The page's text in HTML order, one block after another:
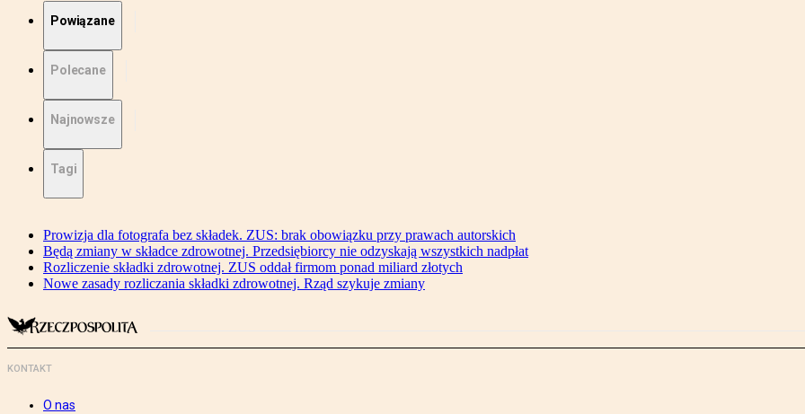
Powiązane
Polecane
Najnowsze
Tagi
Prowizja dla fotografa bez składek. ZUS: brak obowiązku przy prawach autorskich
Będą zmiany w składce zdrowotnej. Przedsiębiorcy nie odzyskają wszystkich nadpłat
Rozliczenie składki zdrowotnej. ZUS oddał firmom ponad miliard złotych
Nowe zasady rozliczania składki zdrowotnej. Rząd szykuje zmiany
KONTAKT
O nas